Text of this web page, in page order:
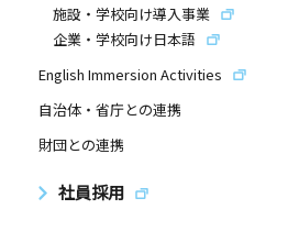
施設・学校向け導入事業
企業・学校向け日本語
English Immersion Activities
自治体・省庁との連携
財団との連携
社員採用